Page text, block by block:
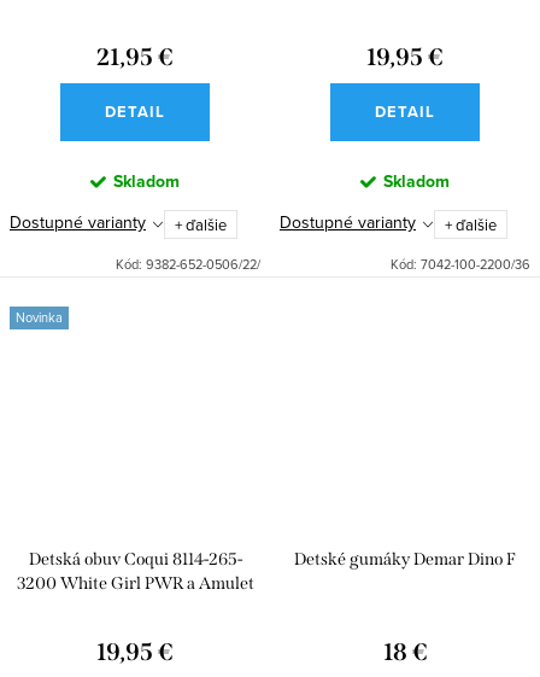
21,95 €
DETAIL
Skladom
Dostupné varianty
+ ďalšie
Kód: 9382-652-0506/22/
19,95 €
DETAIL
Skladom
Dostupné varianty
+ ďalšie
Kód: 7042-100-2200/36
Novinka
Detská obuv Coqui 8114-265-
3200 White Girl PWR a Amulet
19,95 €
Detské gumáky Demar Dino F
18 €